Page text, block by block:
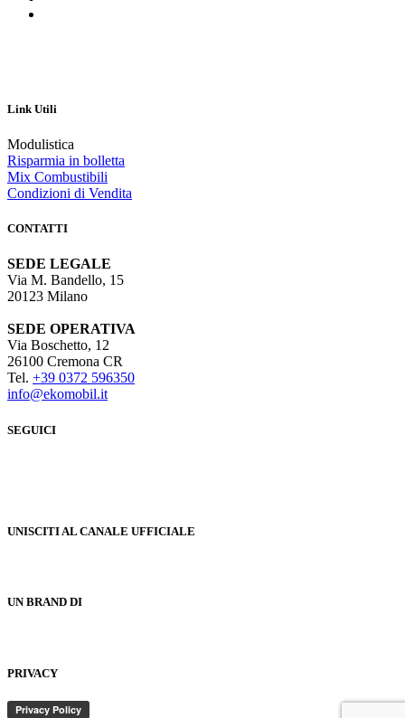
Link Utili
Modulistica
Risparmia in bolletta
Mix Combustibili
Condizioni di Vendita
CONTATTI
SEDE LEGALE
Via M. Bandello, 15
20123 Milano
SEDE OPERATIVA
Via Boschetto, 12
26100 Cremona CR
Tel. +39 0372 596350
info@ekomobil.it
SEGUICI
UNISCITI AL CANALE UFFICIALE
UN BRAND DI
PRIVACY